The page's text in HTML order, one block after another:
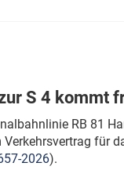
S 4 kommt
RB 81
für
2026).